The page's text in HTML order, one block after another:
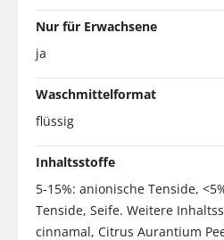
Nur für Erwachsene
ja
Waschmittelformat
flüssig
Inhaltsstoffe
5-15%: anionische Tenside,
Tenside, Seife. Weitere
cinnamal, Citrus Aurantium